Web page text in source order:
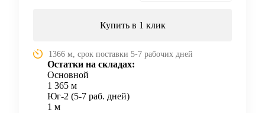
Купить в 1 клик
1366 м, срок поставки 5-7 рабочих дней
Остатки на складах:
Основной
1 365 м
Юг-2 (5-7 раб. дней)
1 м